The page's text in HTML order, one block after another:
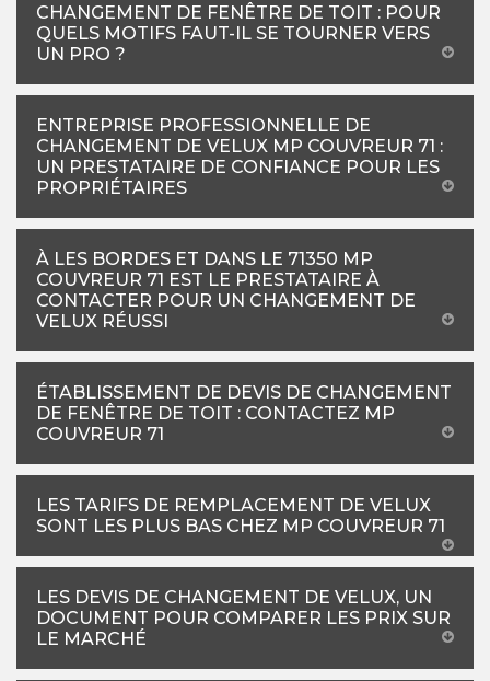
CHANGEMENT DE FENÊTRE DE TOIT : POUR
QUELS MOTIFS FAUT-IL SE TOURNER VERS
UN PRO ?
ENTREPRISE PROFESSIONNELLE DE
CHANGEMENT DE VELUX MP COUVREUR 71 :
UN PRESTATAIRE DE CONFIANCE POUR LES
PROPRIÉTAIRES
À LES BORDES ET DANS LE 71350 MP
COUVREUR 71 EST LE PRESTATAIRE À
CONTACTER POUR UN CHANGEMENT DE
VELUX RÉUSSI
ÉTABLISSEMENT DE DEVIS DE CHANGEMENT
DE FENÊTRE DE TOIT : CONTACTEZ MP
COUVREUR 71
LES TARIFS DE REMPLACEMENT DE VELUX
SONT LES PLUS BAS CHEZ MP COUVREUR 71
LES DEVIS DE CHANGEMENT DE VELUX, UN
DOCUMENT POUR COMPARER LES PRIX SUR
LE MARCHÉ